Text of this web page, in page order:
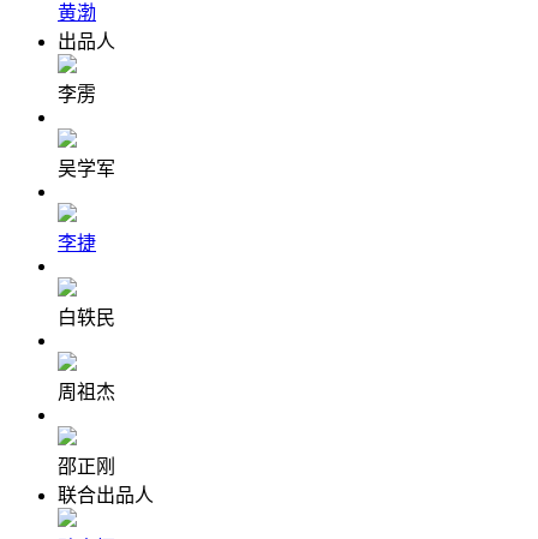
黄渤
出品人
李雳
吴学军
李捷
白轶民
周祖杰
邵正刚
联合出品人